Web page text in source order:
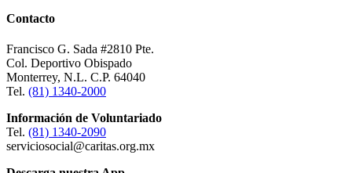
Contacto
Francisco G. Sada #2810 Pte.
Col. Deportivo Obispado
Monterrey, N.L. C.P. 64040
Tel. (81) 1340-2000
Información de Voluntariado
Tel. (81) 1340-2090
serviciosocial@caritas.org.mx